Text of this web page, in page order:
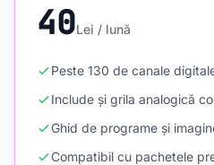
40Lei / lună
Peste 130 de canale
Include și grila analogică
Ghid de programe și
Compatibil cu pachetele